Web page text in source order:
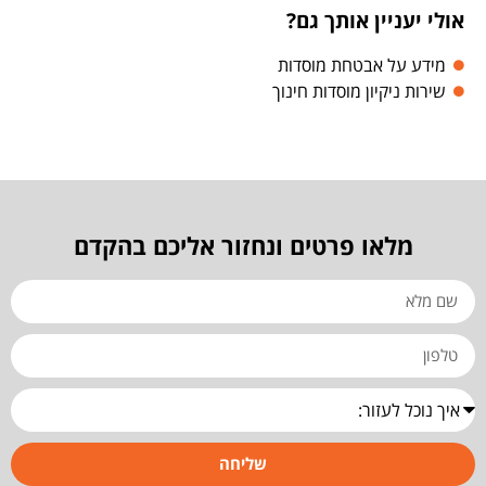
אולי יעניין אותך גם?
מידע על אבטחת מוסדות
שירות ניקיון מוסדות חינוך
מלאו פרטים ונחזור אליכם בהקדם
שליחה